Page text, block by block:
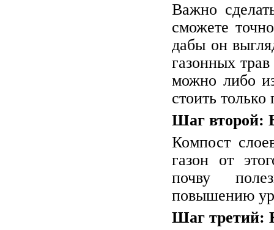
Важно
сможете
дабы он
газонных
можно либо
стоить
Шаг второй:
Компост
газон от
почву
повышению
Шаг третий: